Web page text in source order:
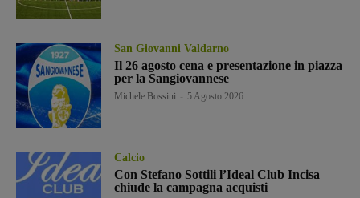
San Giovanni Valdarno
Il 26 agosto cena e presentazione in piazza
per la Sangiovannese
Michele Bossini 5 Agosto 2026
Calcio
Con Stefano Sottili l’Ideal Club Incisa
chiude la campagna acquisti